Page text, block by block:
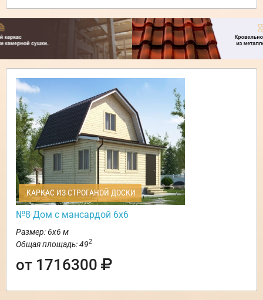
КАРКАС ИЗ СТРОГАНОЙ ДОСКИ
№8 Дом с мансардой 6х6
Размер: 6х6 м
Общая площадь: 492
от 1716300